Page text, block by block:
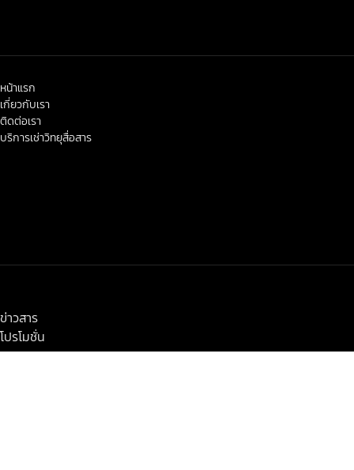
หน้าแรก
เกี่ยวกับเรา
ติดต่อเรา
บริการเช่าวิทยุสื่อสาร
ข่าวสาร
โปรโมชั่น